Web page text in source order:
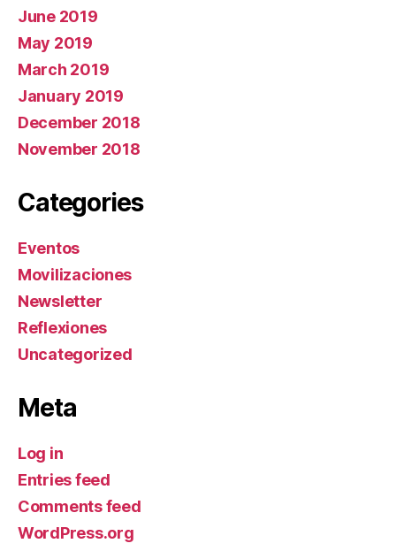
June 2019
May 2019
March 2019
January 2019
December 2018
November 2018
Categories
Eventos
Movilizaciones
Newsletter
Reflexiones
Uncategorized
Meta
Log in
Entries feed
Comments feed
WordPress.org